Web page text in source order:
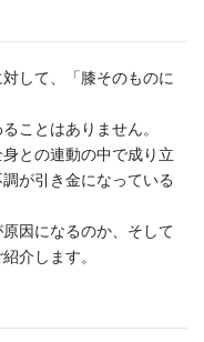
して、「膝そのものに
ことはありません。
との連動の中で成り立
が引き金になっている
因になるのか、そして
介します。